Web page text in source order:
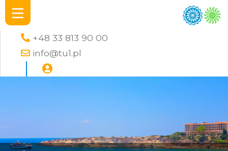
+48 33 813 90 00
info@tu1.pl